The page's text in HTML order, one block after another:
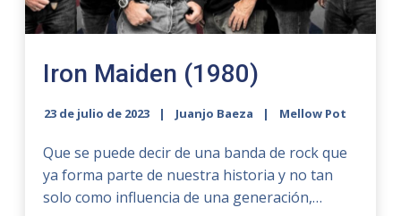
Iron Maiden (1980)
23 de julio de 2023 Juanjo Baeza Mellow Pot
Que se puede decir de una banda de rock que
ya forma parte de nuestra historia y no tan
solo como influencia de una generación,…